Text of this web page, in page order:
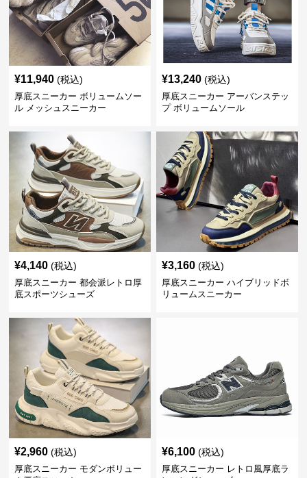
¥11,940 (税込)
厚底スニーカー ボリュームソー
ル メッシュスニーカー
¥13,240 (税込)
厚底スニーカー アーバンステッ
プ ボリュームソール
¥4,140 (税込)
厚底スニーカー 都会派レトロ厚
底スポーツシューズ
¥3,160 (税込)
厚底スニーカー ハイブリッドボ
リュームスニーカー
¥2,960 (税込)
厚底スニーカー モダンボリュー
¥6,100 (税込)
厚底スニーカー レトロ風厚底ラ